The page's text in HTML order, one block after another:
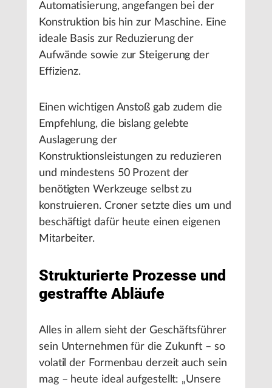
Automatisierung, angefangen bei der
Konstruktion bis hin zur Maschine. Eine
ideale Basis zur Reduzierung der
Aufwände sowie zur Steigerung der
Effizienz.
Einen wichtigen Anstoß gab zudem die
Empfehlung, die bislang gelebte
Auslagerung der
Konstruktionsleistungen zu reduzieren
und mindestens 50 Prozent der
benötigten Werkzeuge selbst zu
konstruieren. Croner setzte dies um und
beschäftigt dafür heute einen eigenen
Mitarbeiter.
Strukturierte Prozesse und
gestraffte Abläufe
Alles in allem sieht der Geschäftsführer
sein Unternehmen für die Zukunft – so
volatil der Formenbau derzeit auch sein
mag – heute ideal aufgestellt: „Unsere